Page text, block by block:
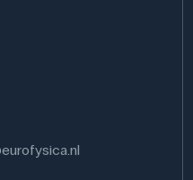
kracht,
begrip krijgen van
als een
nodig zijn voor